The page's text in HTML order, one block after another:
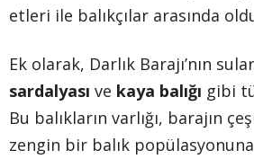
etleri ile balıkçılar arasında
Ek olarak, Darlık Barajı’nın
sardalyası ve kaya balığı gibi
Bu balıkların varlığı, barajın
zengin bir balık